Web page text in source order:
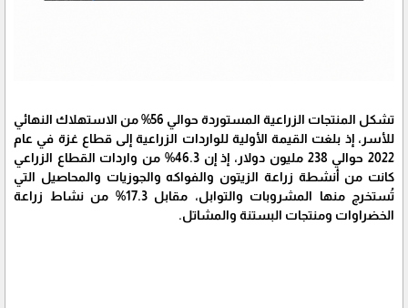
تشكل المنتجات الزراعية المستوردة حوالي 56% من الاستهلاك النهائي
للأسر، إذ بلغت القيمة الأولية للواردات الزراعية إلى قطاع غزة في عام
2022 حوالي 238 مليون دولار، إذ إن 46.3% من واردات القطاع الزراعي
كانت من أنشطة زراعة الزيتون والفواكه والجوزيات والمحاصيل التي
تُستخرج منها المشروبات والتوابل، مقابل 17.3% من نشاط زراعة
الخضراوات ومنتجات البستنة والمشاتل.